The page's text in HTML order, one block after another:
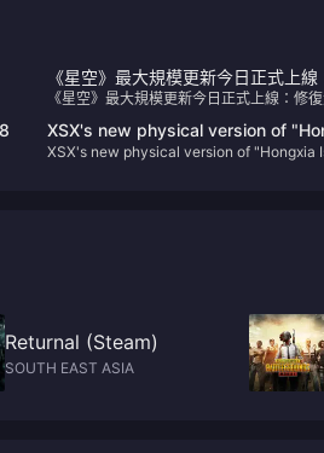
《星空》最大規模更新今日正式上
《星空》最大規模更新今日正式上線：修
XSX's new physical version of
$4.37 on GameSpot
XSX's new physical version of
Returnal (Steam)
SOUTH EAST ASIA